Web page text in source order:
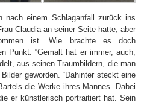
nach einem Schlaganfall zurück ins
Claudia an seiner Seite hatte, aber
ist. Wie brachte es doch
Punkt: “Gemalt hat er immer, auch,
aus seinen Traumbildern, die man
geworden. “Dahinter steckt eine
die Werke ihres Mannes. Dabei
er künstlerisch portraitiert hat. Sein